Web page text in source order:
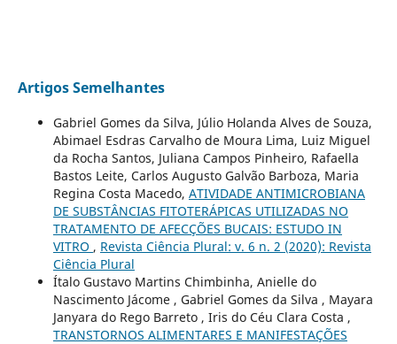
Artigos Semelhantes
Gabriel Gomes da Silva, Júlio Holanda Alves de Souza,
Abimael Esdras Carvalho de Moura Lima, Luiz Miguel
da Rocha Santos, Juliana Campos Pinheiro, Rafaella
Bastos Leite, Carlos Augusto Galvão Barboza, Maria
Regina Costa Macedo, ATIVIDADE ANTIMICROBIANA
DE SUBSTÂNCIAS FITOTERÁPICAS UTILIZADAS NO
TRATAMENTO DE AFECÇÕES BUCAIS: ESTUDO IN
VITRO , Revista Ciência Plural: v. 6 n. 2 (2020): Revista
Ciência Plural
Ítalo Gustavo Martins Chimbinha, Anielle do
Nascimento Jácome , Gabriel Gomes da Silva , Mayara
Janyara do Rego Barreto , Iris do Céu Clara Costa ,
TRANSTORNOS ALIMENTARES E MANIFESTAÇÕES